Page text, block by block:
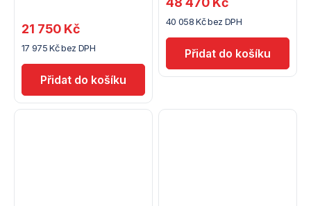
17 975 Kč bez DPH
21 750 Kč 40 058 Kč bez DPH